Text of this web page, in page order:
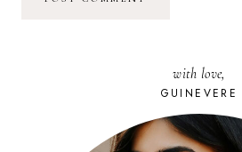
with love,
GUINEVERE